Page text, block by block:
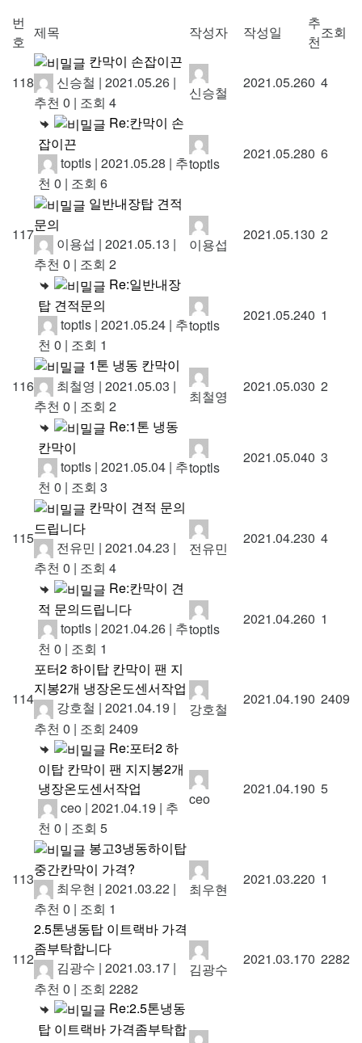
번
호
제목 작성자 작성일
추
천
조회
118
칸막이 손잡이끈
신승철 | 2021.05.26 |
추천 0 | 조회 4
신승철
2021.05.260 4
Re:칸막이 손
잡이끈
toptls | 2021.05.28 | 추
천 0 | 조회 6
toptls
2021.05.280 6
117
일반내장탑 견적
문의
이용섭 | 2021.05.13 |
추천 0 | 조회 2
이용섭
2021.05.130 2
Re:일반내장
탑 견적문의
toptls | 2021.05.24 | 추
천 0 | 조회 1
toptls
2021.05.240 1
116
1톤 냉동 칸막이
최철영 | 2021.05.03 |
추천 0 | 조회 2
최철영
2021.05.030 2
Re:1톤 냉동
칸막이
toptls | 2021.05.04 | 추
천 0 | 조회 3
toptls
2021.05.040 3
115
칸막이 견적 문의
드립니다
전유민 | 2021.04.23 |
추천 0 | 조회 4
전유민
2021.04.230 4
Re:칸막이 견
적 문의드립니다
toptls | 2021.04.26 | 추
천 0 | 조회 1
toptls
2021.04.260 1
114
포터2 하이탑 칸막이 팬 지
지봉2개 냉장온도센서작업
강호철 | 2021.04.19 |
추천 0 | 조회 2409
강호철
2021.04.190 2409
Re:포터2 하
이탑 칸막이 팬 지지봉2개
냉장온도센서작업
ceo | 2021.04.19 | 추
천 0 | 조회 5
ceo
2021.04.190 5
113
봉고3냉동하이탑
중간칸막이 가격?
최우현 | 2021.03.22 |
추천 0 | 조회 1
최우현
2021.03.220 1
112
2.5톤냉동탑 이트랙바 가격
좀부탁합니다
김광수 | 2021.03.17 |
추천 0 | 조회 2282
김광수
2021.03.170 2282
Re:2.5톤냉동
탑 이트랙바 가격좀부탁합